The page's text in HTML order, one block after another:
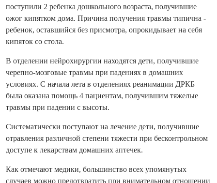
поступили 2 ребенка дошкольного возраста, получившие
ожог кипятком дома. Причина получения травмы типична -
ребенок, оставшийся без присмотра, опрокидывает на себя
кипяток со стола.
В отделении нейрохирургии находятся дети, получившие
черепно-мозговые травмы при падениях в домашних
условиях. С начала лета в отделениях реанимации ДРКБ
была оказана помощь 4 пациентам, получившим тяжелые
травмы при падении с высоты.
Систематически поступают на лечение дети, получившие
отравления различной степени тяжести при бесконтрольном
доступе к лекарствам домашних аптечек.
Как отмечают медики, большинство всех упомянутых
случаев можно предотвратить при внимательном отношении